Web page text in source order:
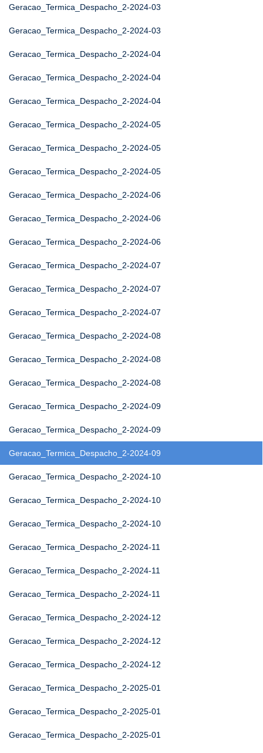
Geracao_Termica_Despacho_2-2024-03
Geracao_Termica_Despacho_2-2024-03
Geracao_Termica_Despacho_2-2024-04
Geracao_Termica_Despacho_2-2024-04
Geracao_Termica_Despacho_2-2024-04
Geracao_Termica_Despacho_2-2024-05
Geracao_Termica_Despacho_2-2024-05
Geracao_Termica_Despacho_2-2024-05
Geracao_Termica_Despacho_2-2024-06
Geracao_Termica_Despacho_2-2024-06
Geracao_Termica_Despacho_2-2024-06
Geracao_Termica_Despacho_2-2024-07
Geracao_Termica_Despacho_2-2024-07
Geracao_Termica_Despacho_2-2024-07
Geracao_Termica_Despacho_2-2024-08
Geracao_Termica_Despacho_2-2024-08
Geracao_Termica_Despacho_2-2024-08
Geracao_Termica_Despacho_2-2024-09
Geracao_Termica_Despacho_2-2024-09
Geracao_Termica_Despacho_2-2024-09
Geracao_Termica_Despacho_2-2024-10
Geracao_Termica_Despacho_2-2024-10
Geracao_Termica_Despacho_2-2024-10
Geracao_Termica_Despacho_2-2024-11
Geracao_Termica_Despacho_2-2024-11
Geracao_Termica_Despacho_2-2024-11
Geracao_Termica_Despacho_2-2024-12
Geracao_Termica_Despacho_2-2024-12
Geracao_Termica_Despacho_2-2024-12
Geracao_Termica_Despacho_2-2025-01
Geracao_Termica_Despacho_2-2025-01
Geracao_Termica_Despacho_2-2025-01